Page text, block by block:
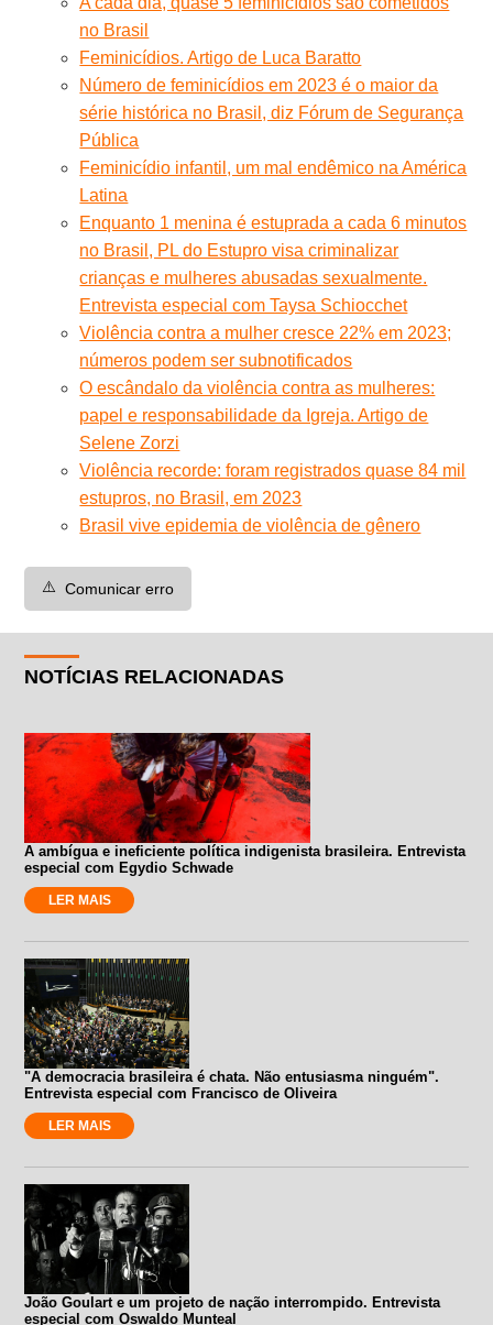
no Brasil
Feminicídios. Artigo de Luca Baratto
Número de feminicídios em 2023 é o maior da
série histórica no Brasil, diz Fórum de Segurança
Pública
Feminicídio infantil, um mal endêmico na América
Latina
Enquanto 1 menina é estuprada a cada 6 minutos
no Brasil, PL do Estupro visa criminalizar
crianças e mulheres abusadas sexualmente.
Entrevista especial com Taysa Schiocchet
Violência contra a mulher cresce 22% em 2023;
números podem ser subnotificados
O escândalo da violência contra as mulheres:
papel e responsabilidade da Igreja. Artigo de
Selene Zorzi
Violência recorde: foram registrados quase 84 mil
estupros, no Brasil, em 2023
Brasil vive epidemia de violência de gênero
⚠️ Comunicar erro
NOTÍCIAS RELACIONADAS
A ambígua e ineficiente política indigenista brasileira. Entrevista
especial com Egydio Schwade
LER MAIS
"A democracia brasileira é chata. Não entusiasma ninguém".
Entrevista especial com Francisco de Oliveira
LER MAIS
João Goulart e um projeto de nação interrompido. Entrevista
especial com Oswaldo Munteal